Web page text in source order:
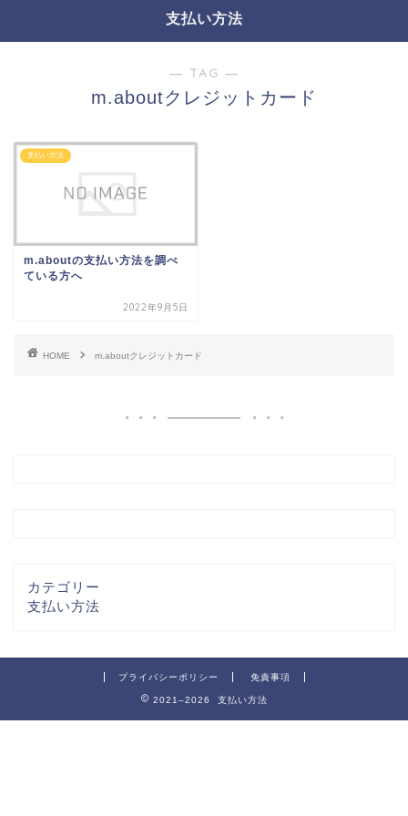
支払い方法
― TAG ―
m.aboutクレジットカード
支払い方法
m.aboutの支払い方法を調べ
ている方へ
2022年9月5日
HOME m.aboutクレジットカード
カテゴリー
支払い方法
プライバシーポリシー 免責事項
2021–2026 支払い方法